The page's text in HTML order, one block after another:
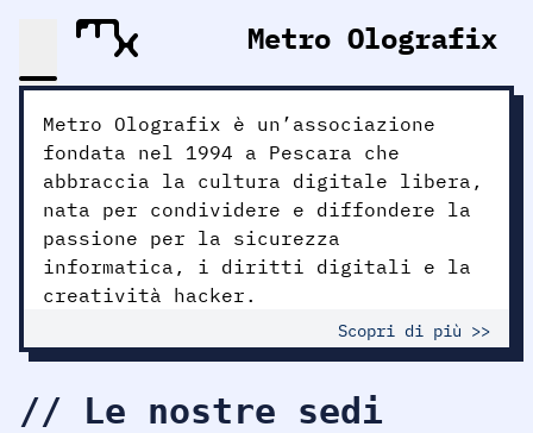
Metro Olografix
Metro Olografix è un’associazione
fondata nel 1994 a Pescara che
abbraccia la cultura digitale libera,
nata per condividere e diffondere la
passione per la sicurezza
informatica, i diritti digitali e la
creatività hacker.
Scopri di più >>
// Le nostre sedi